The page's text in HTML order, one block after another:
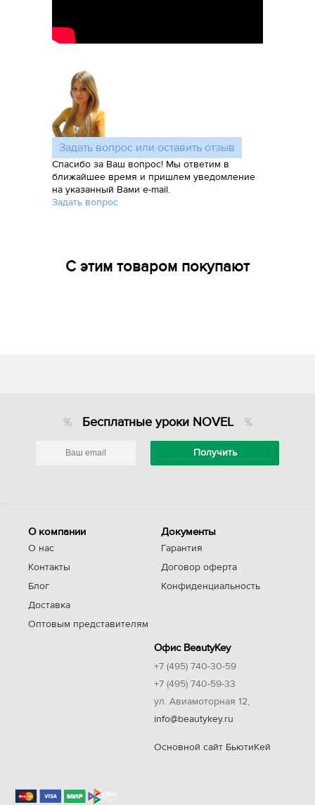
Задать вопрос или оставить отзыв
Спасибо за Ваш вопрос! Мы ответим в
ближайшее время и пришлем уведомление
на указанный Вами e-mail.
Задать вопрос
С этим товаром покупают
Бесплатные уроки NOVEL
О компании
О нас
Контакты
Блог
Доставка
Оптовым представителям
Документы
Гарантия
Договор оферта
Конфиденциальность
Офис BeautyKey
+7 (495) 740-30-59
+7 (495) 740-59-33
ул. Авиамоторная 12,
info@beautykey.ru
Основной сайт БьютиКей